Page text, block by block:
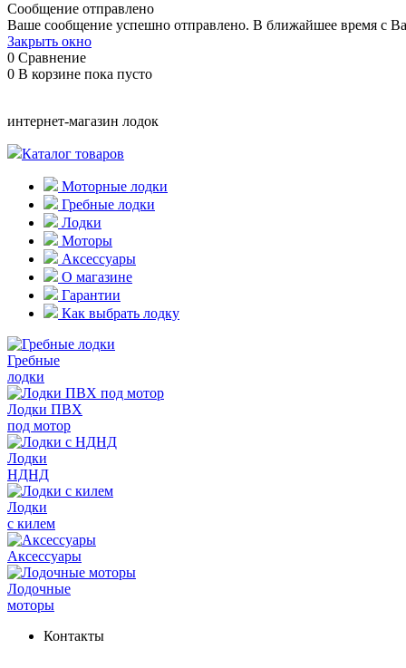
Сообщение отправлено
Ваше сообщение успешно отправлено. В ближайшее время с
Закрыть окно
0 Сравнение
0 В корзине пока пусто
интернет-магазин лодок
Каталог товаров
Моторные лодки
Гребные лодки
Лодки
Моторы
Аксессуары
О магазине
Гарантии
Как выбрать лодку
Гребные
лодки
Лодки ПВХ
под мотор
Лодки
НДНД
Лодки
с килем
Аксессуары
Лодочные
моторы
Контакты